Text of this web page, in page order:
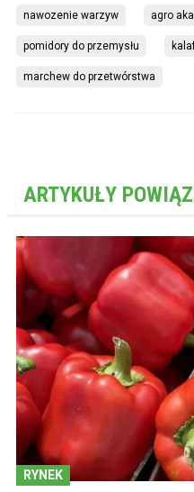
nawozenie warzyw agro
pomidory do przemysłu
marchew do przetwórstwa
ARTYKUŁY
RYNEK